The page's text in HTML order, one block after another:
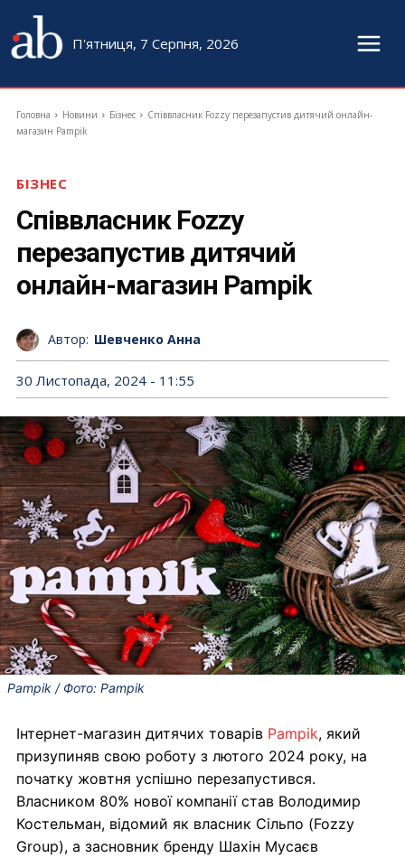
П'ятниця, 7 Серпня, 2026
Головна Новини Бізнес
Співвласник Fozzy перезапустив дитячий онлайн-
магазин Pampik
БІЗНЕС
Співвласник Fozzy
перезапустив дитячий
онлайн-магазин Pampik
Автор: Шевченко Анна
30 Листопада, 2024 - 11:55
Pampik / Фото: Pampik
Інтернет-магазин дитячих товарів Pampik, який
призупиняв свою роботу з лютого 2024 року, на
початку жовтня успішно перезапустився.
Власником 80% нової компанії став Володимир
Костельман, відомий як власник Сільпо (Fozzy
Group), а засновник бренду Шахін Мусаєв